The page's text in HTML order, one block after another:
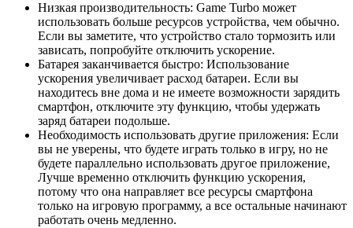
Низкая производительность: Game Turbo может
использовать больше ресурсов устройства, чем обычно.
Если вы заметите, что устройство стало тормозить или
зависать, попробуйте отключить ускорение.
Батарея заканчивается быстро: Использование
ускорения увеличивает расход батареи. Если вы
находитесь вне дома и не имеете возможности зарядить
смартфон, отключите эту функцию, чтобы удержать
заряд батареи подольше.
Необходимость использовать другие приложения: Если
вы не уверены, что будете играть только в игру, но не
будете параллельно использовать другое приложение,
Лучше временно отключить функцию ускорения,
потому что она направляет все ресурсы смартфона
только на игровую программу, а все остальные начинают
работать очень медленно.